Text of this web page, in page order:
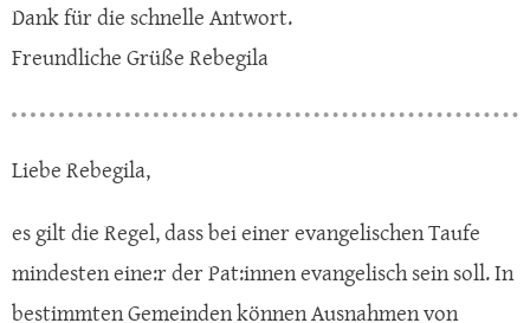
Dank für die schnelle Antwort.
Freundliche Grüße Rebegila
Liebe Rebegila,
es gilt die Regel, dass bei einer evangelischen Taufe
mindesten eine:r der Pat:innen evangelisch sein soll. In
bestimmten Gemeinden können Ausnahmen von